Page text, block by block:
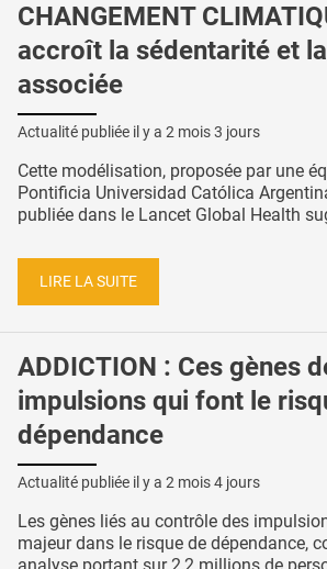
CHANGEMENT
accroît la sédentarité et
associée
Actualité publiée il y a 2 mois 3 jours
Cette modélisation, proposée par une
Pontificia Universidad Católica
publiée dans le Lancet Global Health
LIRE LA SUITE
ADDICTION : Ces gènes
impulsions qui font le
dépendance
Actualité publiée il y a 2 mois 4 jours
Les gènes liés au contrôle des
majeur dans le risque de dépendance,